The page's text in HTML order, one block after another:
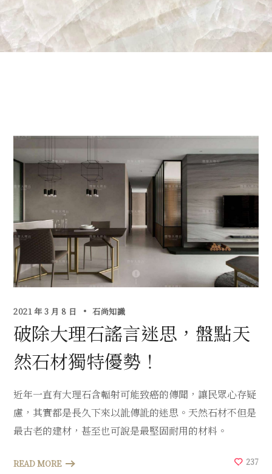
2021 年 3 月 8 日 石尚知識
破除大理石謠言迷思，盤點天
然石材獨特優勢！
近年一直有大理石含輻射可能致癌的傳聞，讓民眾心存疑
慮，其實都是長久下來以訛傳訛的迷思。天然石材不但是
最古老的建材，甚至也可說是最堅固耐用的材料。
READ MORE 237